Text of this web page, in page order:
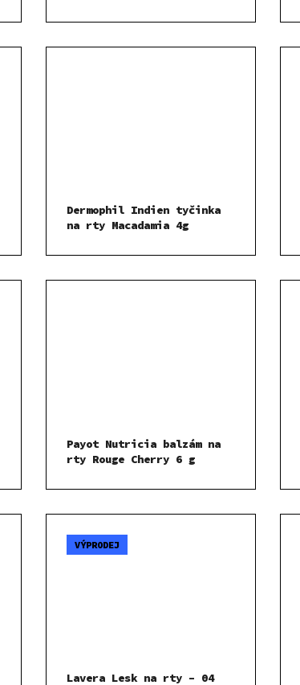
Dermophil Indien tyčinka
na rty Macadamia 4g
Payot Nutricia balzám na
rty Rouge Cherry 6 g
VÝPRODEJ
Lavera Lesk na rty – 04